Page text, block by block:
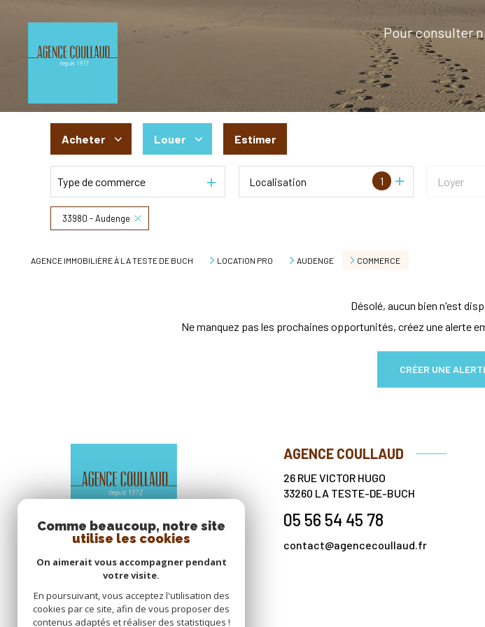
Pour consulter
Acheter
De l'ancien
De l'immo pro
Louer
à l'année
Estimer
Type de commerce 1
Localisation Loyer
33980 - Audenge
AGENCE IMMOBILIÈRE À LA TESTE DE BUCH LOCATION PRO AUDENGE COMMERCE
Désolé, aucun bien n'est
Ne manquez pas les prochaines opportunités, créez une alerte
CRÉER UNE
AGENCE COULLAUD
26 RUE VICTOR HUGO
33260 LA TESTE-DE-BUCH
05 56 54 45 78
contact@agencecoullaud.fr
Comme beaucoup, notre site
utilise les cookies
On aimerait vous accompagner pendant
votre visite.
En poursuivant, vous acceptez l'utilisation des
cookies par ce site, afin de vous proposer des
contenus adaptés et réaliser des statistiques !